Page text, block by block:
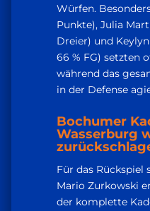
Würfen.
Punkte), Julia
Dreier) und
66 % FG) setzten
während das
in der Defense
Bochumer
Wasserburg
Für das Rückspiel
Mario Zurkowski
der komplette